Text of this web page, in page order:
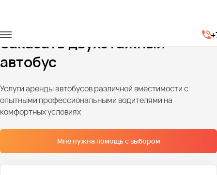
Заказать двухэтажный
автобус
Услуги аренды автобусов различной вместимости с
опытными профессиональными водителями на
комфортных условиях
Мне нужна помощь с выбором